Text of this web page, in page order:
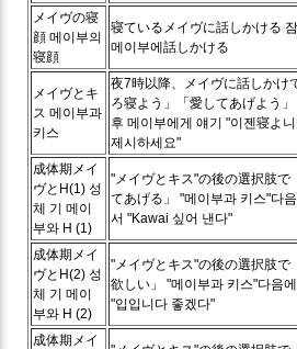
メイヴの寝
顔 메이부의
寝顔
寝ているメイヴに話しかける
메이부에話しかける
メイヴとキ
ス 메이부과
키스
夜7時以降、メイヴに話しかけ
ろ寝よう」「愛してあげよう」
후 메이부에게 얘기 "이젠寝よ
제시하세요"
成体期メイ
ヴとH(1) 성
체 기 메이
부와 H (1)
"メイヴとキス"の後の選択肢で
てあげる」
"메이부과 키스"다
서 "Kawai 싶어 낸다"
成体期メイ
ヴとH(2) 성
체 기 메이
부와 H (2)
"メイヴとキス"の後の選択肢で
欲しい」
"메이부과 키스"다음
"입입니다 좋겠다"
成体期メイ